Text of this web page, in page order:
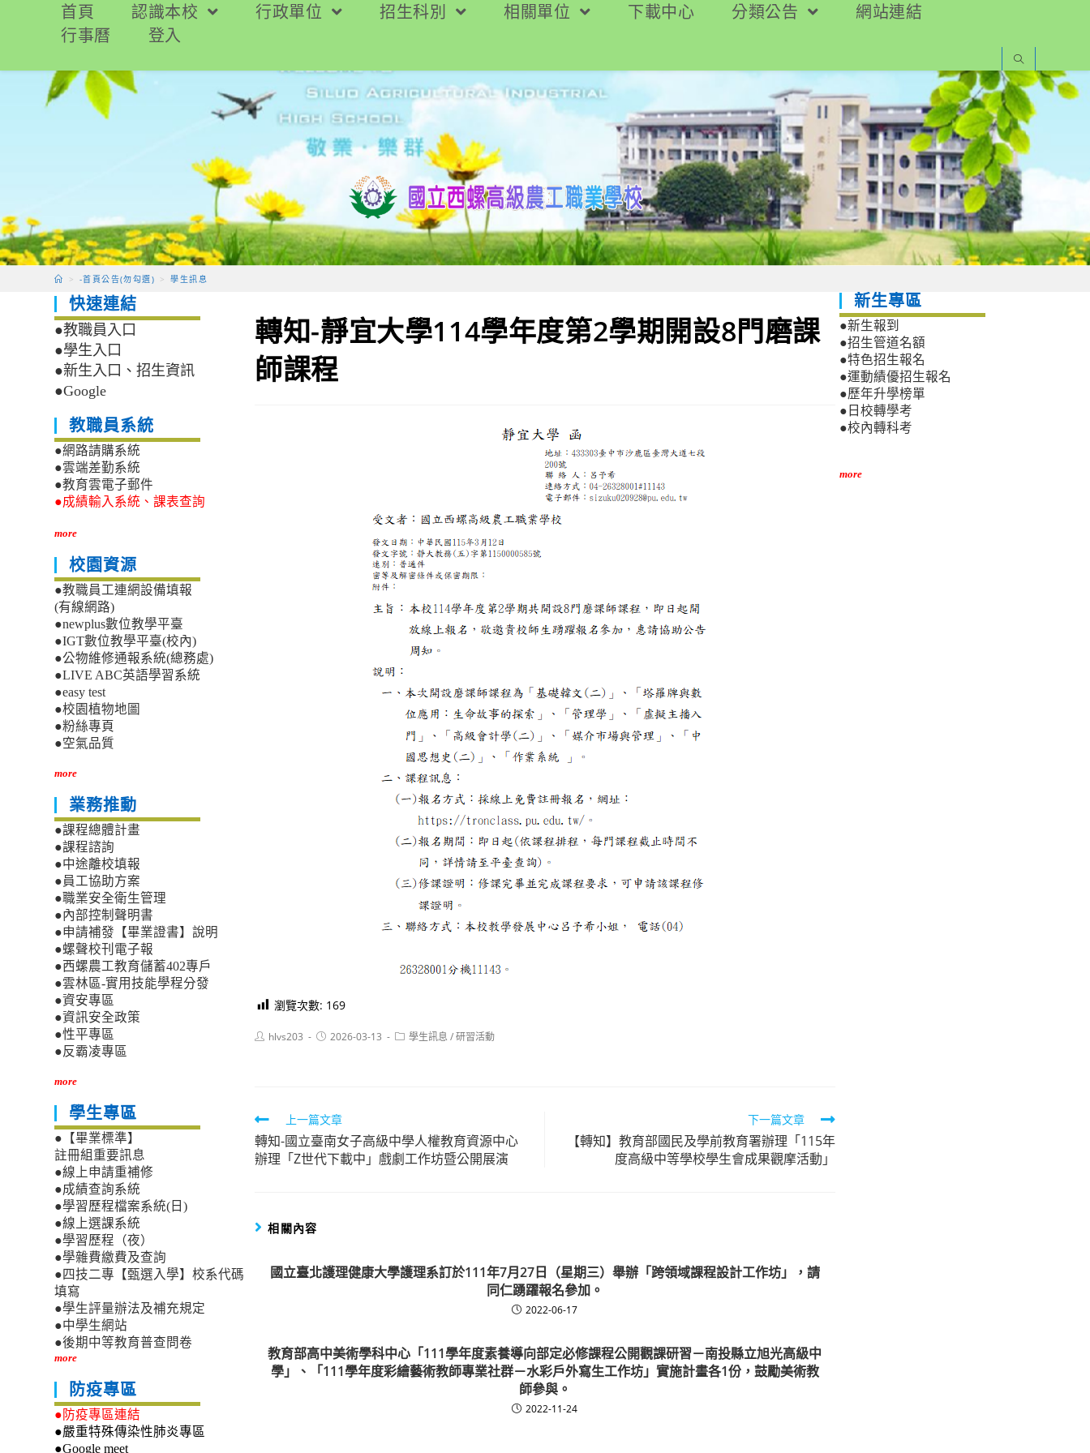
要
首頁 認識本校 行政單位 招生科別 相關單位 下載中心 分類公告
網站連結
行事曆
登入
> -首頁公告(勿勾選) > 學生訊息
轉知-靜宜大學114學年度第2學期開設8門磨課
師課程
瀏覽次數: 169
Posthlvs203
Post2026-03-13
Post學生訊息 /研習活動
Read
more
articles
上一篇文章
轉知-國立臺南女子高級中學人權教育資源中心
辦理「Z世代下載中」戲劇工作坊暨公開展演
下一篇文章
【轉知】教育部國民及學前教育署辦理「115年
度高級中等學校學生會成果觀摩活動」
相關內容
國立臺北護理健康大學護理系訂於111年7月27日（星期三）舉辦「跨領域課程設計工作坊」，請
同仁踴躍報名參加。
2022-06-17
教育部高中美術學科中心「111學年度素養導向部定必修課程公開觀課研習－南投縣立旭光高級中
學」、「111學年度彩繪藝術教師專業社群－水彩戶外寫生工作坊」實施計畫各1份，鼓勵美術教
師參與。
2022-11-24
快速連結
●教職員入口
●學生入口
●新生入口、招生資訊
●Google
教職員系統
●網路請購系統
●雲端差勤系統
●教育雲電子郵件
●成績輸入系統、課表查詢
more
校園資源
●教職員工連網設備填報
(有線網路)
●newplus數位教學平臺
●IGT數位教學平臺(校內)
●公物維修通報系統(總務處)
●LIVE ABC英語學習系統
●easy test
●校園植物地圖
●粉絲專頁
●空氣品質
more
業務推動
●課程總體計畫
●課程諮詢
●中途離校填報
●員工協助方案
●職業安全衛生管理
●內部控制聲明書
●申請補發【畢業證書】說明
●螺聲校刊電子報
●西螺農工教育儲蓄402專戶
●雲林區-實用技能學程分發
●資安專區
●資訊安全政策
●性平專區
●反霸凌專區
more
學生專區
●【畢業標準】
註冊組重要訊息
●線上申請重補修
●成績查詢系統
●學習歷程檔案系統(日)
●線上選課系統
●學習歷程（夜）
●學雜費繳費及查詢
●四技二專【甄選入學】校系代碼
填寫
●學生評量辦法及補充規定
●中學生網站
●後期中等教育普查問卷
more
防疫專區
●防疫專區連結
●嚴重特殊傳染性肺炎專區
●Google meet
新生專區
●新生報到
●招生管道名額
●特色招生報名
●運動績優招生報名
●歷年升學榜單
●日校轉學考
●校內轉科考
more